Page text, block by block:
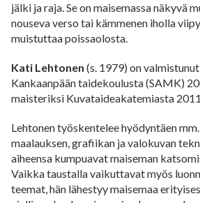
jälki ja raja. Se on maisemassa näkyvä
nouseva verso tai kämmenen iholla
muistuttaa poissaolosta.
Kati Lehtonen (s. 1979) on
Kankaanpään taidekoulusta (SAMK)
maisteriksi Kuvataideakatemiasta
Lehtonen työskentelee hyödyntäen
maalauksen, grafiikan ja valokuvan
aiheensa kumpuavat maiseman
Vaikka taustalla vaikuttavat myös
teemat, hän lähestyy maisemaa